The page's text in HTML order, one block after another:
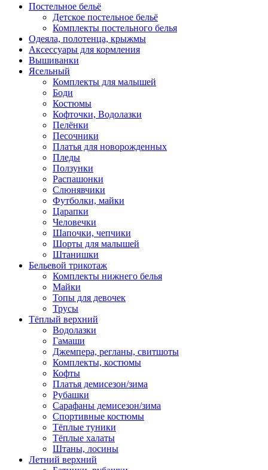
Постельное бельё
Детское постельное бельё
Комплекты постельного белья
Одеяла, полотенца, крыжмы
Аксессуары для кормления
Вышиванки
Ясельный
Комплекты для малышей
Боди
Костюмы
Кофточки, Водолазки
Пелёнки
Песочники
Платья для новорожденных
Пледы
Ползунки
Распашонки
Слюнявчики
Футболки, майки
Царапки
Человечки
Шапочки, чепчики
Шорты для малышей
Штанишки
Бельевой трикотаж
Комплекты нижнего белья
Майки
Топы для девочек
Трусы
Тёплый верхний
Водолазки
Гамаши
Джемпера, регланы, свитшоты
Комплекты, костюмы
Кофты
Платья демисезон/зима
Рубашки
Сарафаны демисезон/зима
Спортивные костюмы
Тёплые туники
Тёплые халаты
Штаны, лосины
Летний верхний